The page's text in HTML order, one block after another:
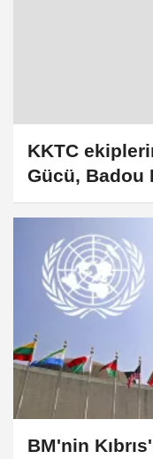
KKTC
Gücü, Badou
BM'nin